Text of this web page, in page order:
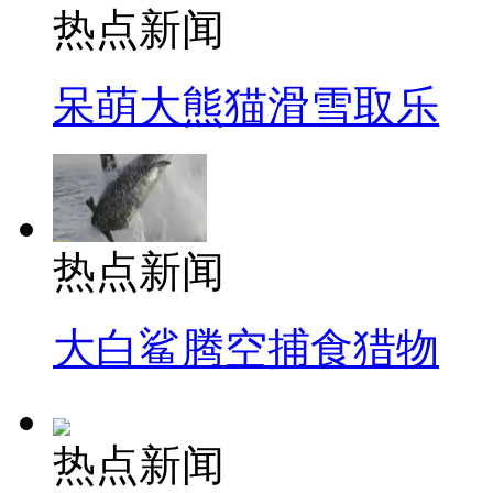
热点新闻
呆萌大熊猫滑雪取乐
热点新闻
大白鲨腾空捕食猎物
热点新闻